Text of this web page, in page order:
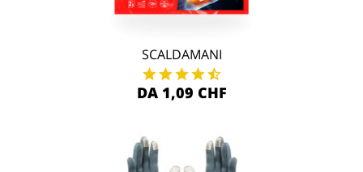
SCALDAMANI
DA 1,09 CHF